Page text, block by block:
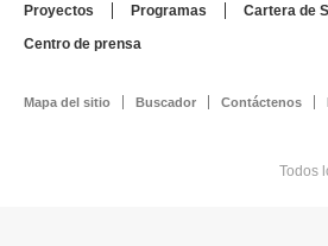
Proyectos Programas Cartera de
Centro de prensa
Mapa del sitio Buscador Contáctenos
Todos